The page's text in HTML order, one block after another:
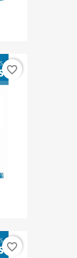
favorite_border
favorite_border